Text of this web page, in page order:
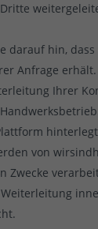
darauf hin,
Anfrage
Ihrer
von
Zwecke